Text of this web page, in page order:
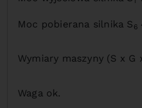
Moc pobierana silnika S 6
Wymiary maszyny (S x G
Waga ok.